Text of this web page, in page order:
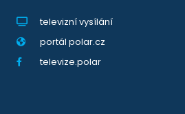
televizní vysílání
portál polar.cz
televize.polar